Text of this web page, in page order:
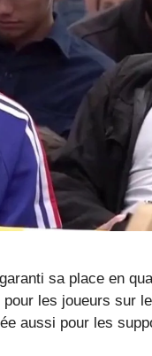
sa place en
les joueurs sur
aussi pour les